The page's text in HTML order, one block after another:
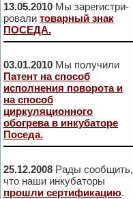
13.05.2010 Мы зарегистри-
ровали товарный знак
ПОСЕДА.
03.01.2010 Мы получили
Патент на способ
исполнения поворота и
на способ
циркуляционного
обогрева в инкубаторе
Поседа.
25.12.2008 Рады сообщить,
что наши инкубаторы
прошли сертификацию.